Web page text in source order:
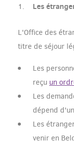
Les
L'Office des
titre de séjour
Les
reçu un
Les
dépend
Les
venir en